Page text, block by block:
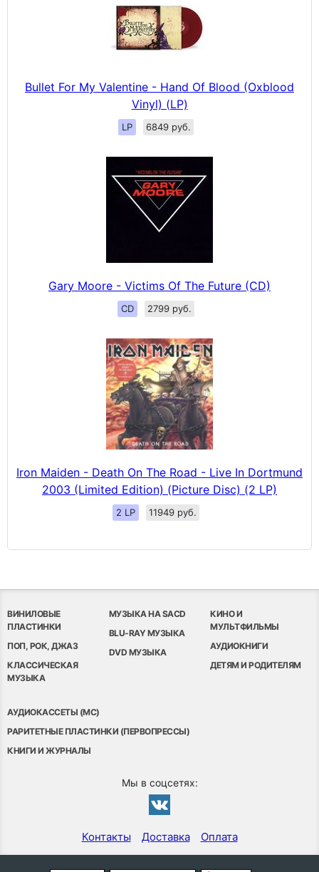
Bullet For My Valentine - Hand Of Blood (Oxblood
Vinyl) (LP)
LP 6849 руб.
Gary Moore - Victims Of The Future (CD)
CD 2799 руб.
Iron Maiden - Death On The Road - Live In Dortmund
2003 (Limited Edition) (Picture Disc) (2 LP)
2 LP 11949 руб.
ВИНИЛОВЫЕ
ПЛАСТИНКИ
ПОП, РОК, ДЖАЗ
КЛАССИЧЕСКАЯ
МУЗЫКА
МУЗЫКА НА SACD
BLU-RAY МУЗЫКА
DVD МУЗЫКА
КИНО И
МУЛЬТФИЛЬМЫ
АУДИОКНИГИ
ДЕТЯМ И РОДИТЕЛЯМ
АУДИОКАССЕТЫ (MC)
РАРИТЕТНЫЕ ПЛАСТИНКИ (ПЕРВОПРЕССЫ)
КНИГИ И ЖУРНАЛЫ
Мы в соцсетях:
Контакты Доставка Оплата